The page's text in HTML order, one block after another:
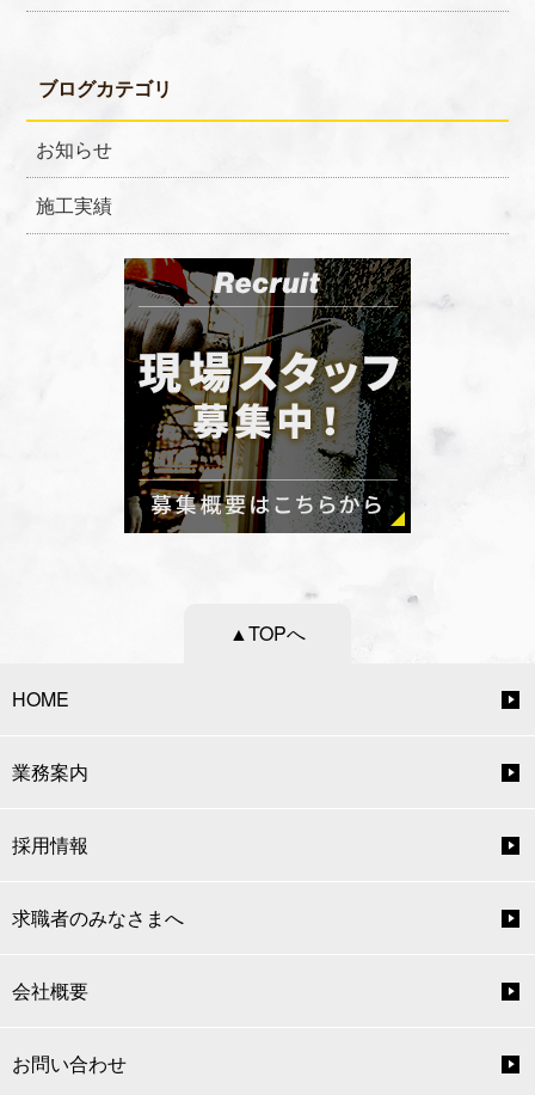
ブログカテゴリ
お知らせ
施工実績
▲TOPへ
HOME
業務案内
採用情報
求職者のみなさまへ
会社概要
お問い合わせ